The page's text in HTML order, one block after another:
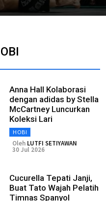
Anna Hall Kolaborasi
dengan adidas by Stella
McCartney Luncurkan
Koleksi Lari
HOBI
Oleh LUTFI SETIYAWAN
30 Jul 2026
Cucurella Tepati Janji,
Buat Tato Wajah Pelatih
Timnas Spanyol